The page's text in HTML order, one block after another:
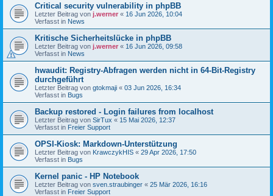
Critical security vulnerability in phpBB
Letzter Beitrag von j.werner « 16 Jun 2026, 10:04
Verfasst in News
Kritische Sicherheitslücke in phpBB
Letzter Beitrag von j.werner « 16 Jun 2026, 09:58
Verfasst in News
hwaudit: Registry-Abfragen werden nicht in 64-Bit-Registry
durchgeführt
Letzter Beitrag von gtokmaji « 03 Jun 2026, 16:34
Verfasst in Bugs
Backup restored - Login failures from localhost
Letzter Beitrag von SirTux « 15 Mai 2026, 12:37
Verfasst in Freier Support
OPSI-Kiosk: Markdown-Unterstützung
Letzter Beitrag von KrawczykHIS « 29 Apr 2026, 17:50
Verfasst in Bugs
Kernel panic - HP Notebook
Letzter Beitrag von sven.straubinger « 25 Mär 2026, 16:16
Verfasst in Freier Support